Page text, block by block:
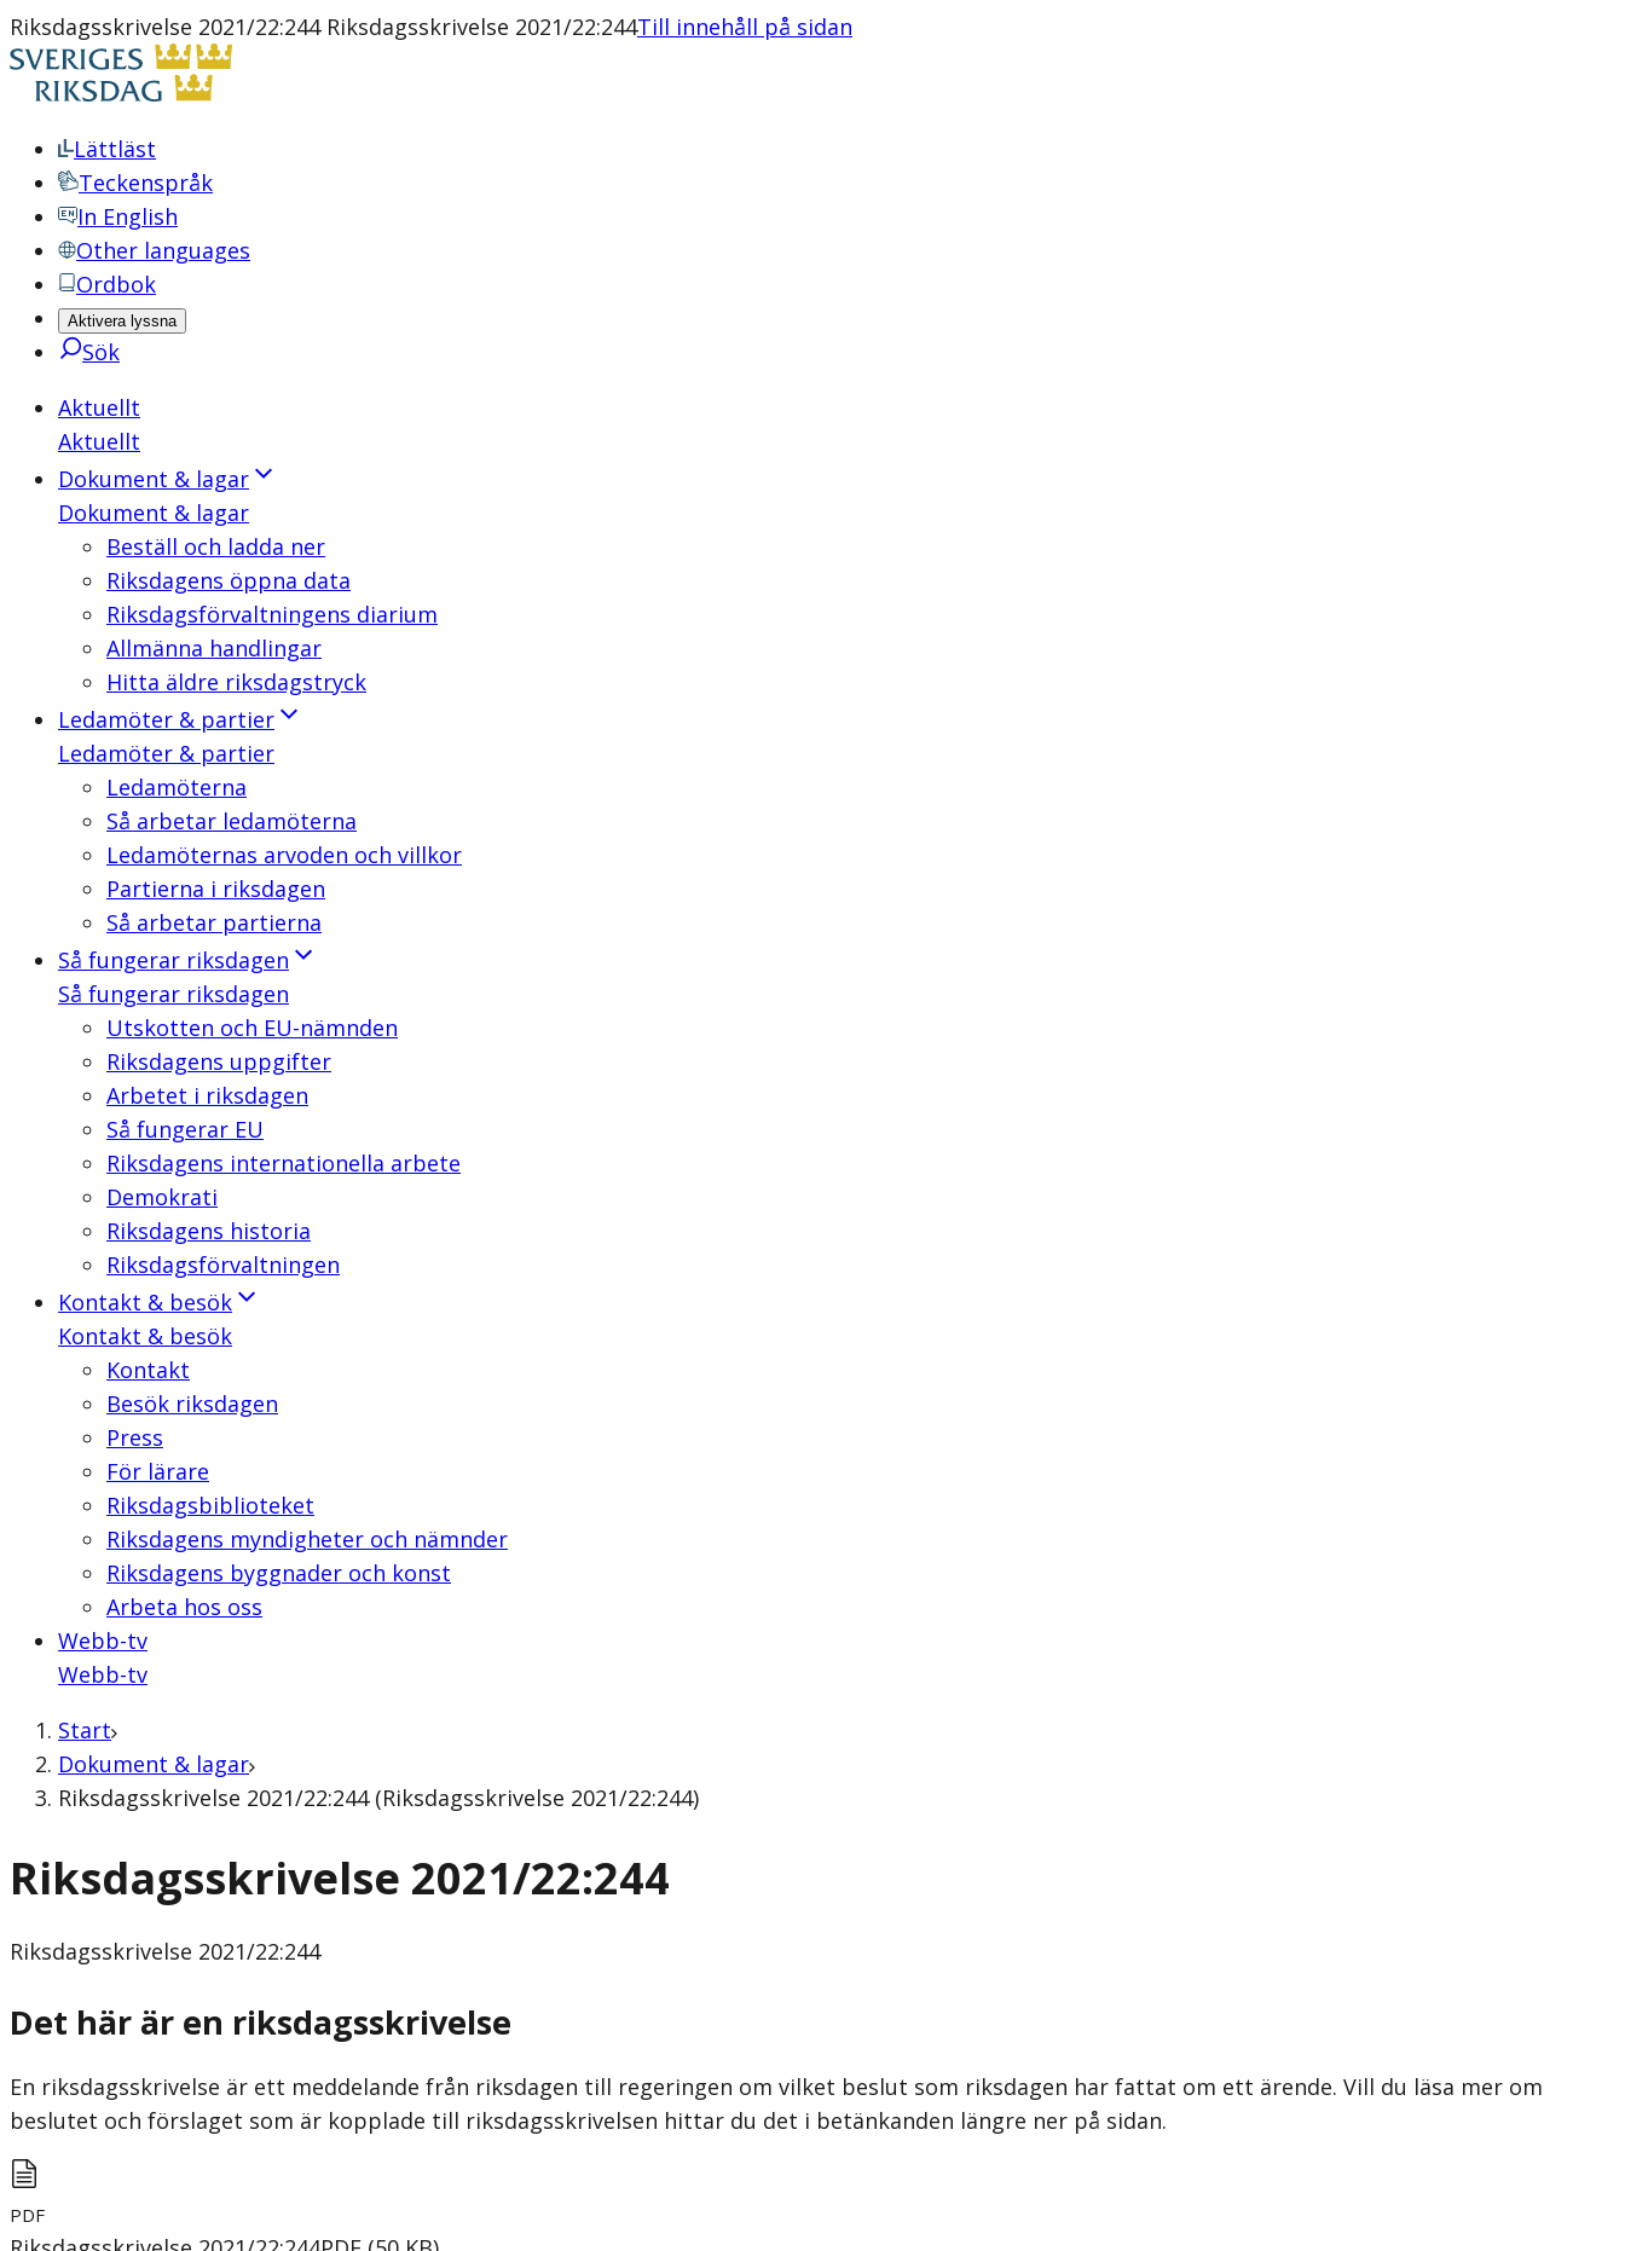
Riksdagsskrivelse 2021/22:244 Riksdagsskrivelse 2021/22:244Till innehåll på sidan
Lättläst
Teckenspråk
In English
Other languages
Ordbok
Aktivera lyssna
Sök
Aktuellt
Aktuellt
Dokument & lagar
Dokument & lagar
Beställ och ladda ner
Riksdagens öppna data
Riksdagsförvaltningens diarium
Allmänna handlingar
Hitta äldre riksdagstryck
Ledamöter & partier
Ledamöter & partier
Ledamöterna
Så arbetar ledamöterna
Ledamöternas arvoden och villkor
Partierna i riksdagen
Så arbetar partierna
Så fungerar riksdagen
Så fungerar riksdagen
Utskotten och EU-nämnden
Riksdagens uppgifter
Arbetet i riksdagen
Så fungerar EU
Riksdagens internationella arbete
Demokrati
Riksdagens historia
Riksdagsförvaltningen
Kontakt & besök
Kontakt & besök
Kontakt
Besök riksdagen
Press
För lärare
Riksdagsbiblioteket
Riksdagens myndigheter och nämnder
Riksdagens byggnader och konst
Arbeta hos oss
Webb-tv
Webb-tv
Start
Dokument & lagar
Riksdagsskrivelse 2021/22:244 (Riksdagsskrivelse 2021/22:244)
Riksdagsskrivelse 2021/22:244
Riksdagsskrivelse 2021/22:244
Det här är en riksdagsskrivelse
En riksdagsskrivelse är ett meddelande från riksdagen till regeringen om vilket beslut som riksdagen har fattat om ett ärende. Vill du läsa mer om
beslutet och förslaget som är kopplade till riksdagsskrivelsen hittar du det i betänkanden längre ner på sidan.
PDF